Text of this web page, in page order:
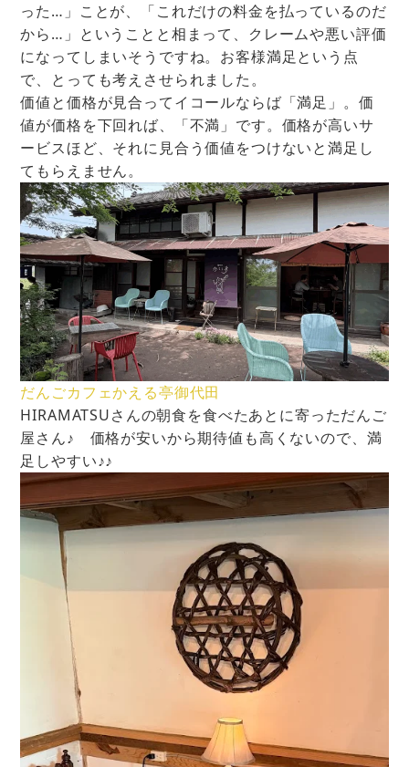
った…」ことが、「これだけの料金を払っているのだ
から…」ということと相まって、クレームや悪い評価
になってしまいそうですね。お客様満足という点
で、とっても考えさせられました。
価値と価格が見合ってイコールならば「満足」。価
値が価格を下回れば、「不満」です。価格が高いサ
ービスほど、それに見合う価値をつけないと満足し
てもらえません。
だんごカフェかえる亭御代田
HIRAMATSUさんの朝食を食べたあとに寄っただんご
屋さん♪ 価格が安いから期待値も高くないので、満
足しやすい♪♪